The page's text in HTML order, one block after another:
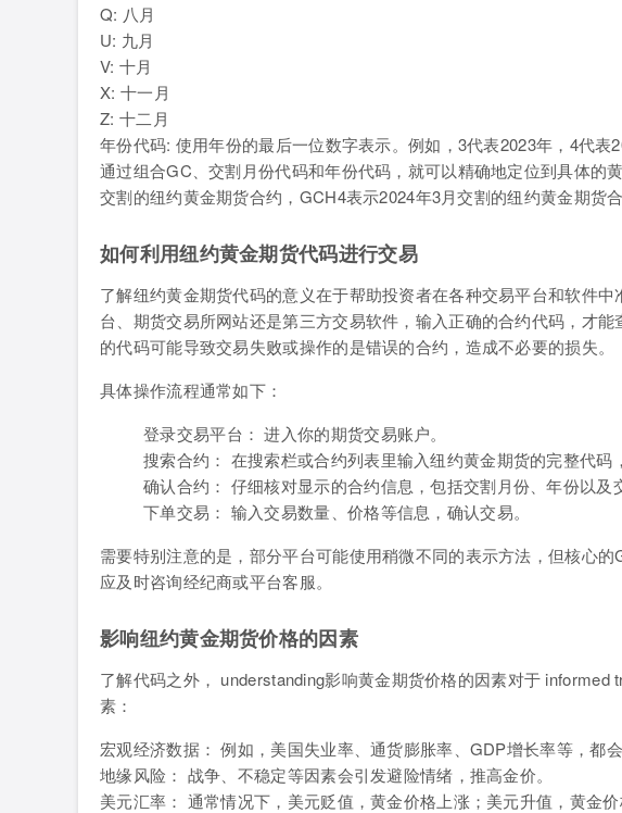
Q: 八月
U: 九月
V: 十月
X: 十一月
Z: 十二月
年份代码: 使用年份的最后一位数字表示。例如，3代表2023年，4代表
通过组合GC、交割月份代码和年份代码，就可以精确地定位到具体的
交割的纽约黄金期货合约，GCH4表示2024年3月交割的纽约黄金期货合
如何利用纽约黄金期货代码进行交易
了解纽约黄金期货代码的意义在于帮助投资者在各种交易平台和软件
台、期货交易所网站还是第三方交易软件，输入正确的合约代码，才
的代码可能导致交易失败或操作的是错误的合约，造成不必要的损失。
具体操作流程通常如下：
登录交易平台： 进入你的期货交易账户。
搜索合约： 在搜索栏或合约列表里输入纽约黄金期货的完整代码
确认合约： 仔细核对显示的合约信息，包括交割月份、年份以及
下单交易： 输入交易数量、价格等信息，确认交易。
需要特别注意的是，部分平台可能使用稍微不同的表示方法，但核心
应及时咨询经纪商或平台客服。
影响纽约黄金期货价格的因素
了解代码之外， understanding影响黄金期货价格的因素对于
素：
宏观经济数据： 例如，美国失业率、通货膨胀率、GDP增长率等，都
地缘风险： 战争、不稳定等因素会引发避险情绪，推高金价。
美元汇率： 通常情况下，美元贬值，黄金价格上涨；美元升值，黄金价